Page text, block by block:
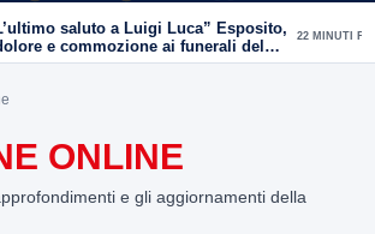
saluto a Luigi Luca” Esposito,
e commozione ai funerali del
ucciso
22 MINUTI FA
ONLINE
e gli aggiornamenti della